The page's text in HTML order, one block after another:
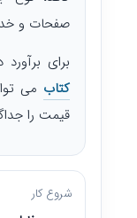
صفحات و
برای
کتاب می
قیمت را
شروع کار